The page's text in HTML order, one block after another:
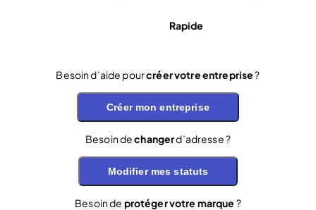
Rapide
Besoin d’aide pourcréer votre entreprise?
Créer mon entreprise
Besoin dechangerd’adresse ?
Modifier mes statuts
Besoin de protéger votre marque ?